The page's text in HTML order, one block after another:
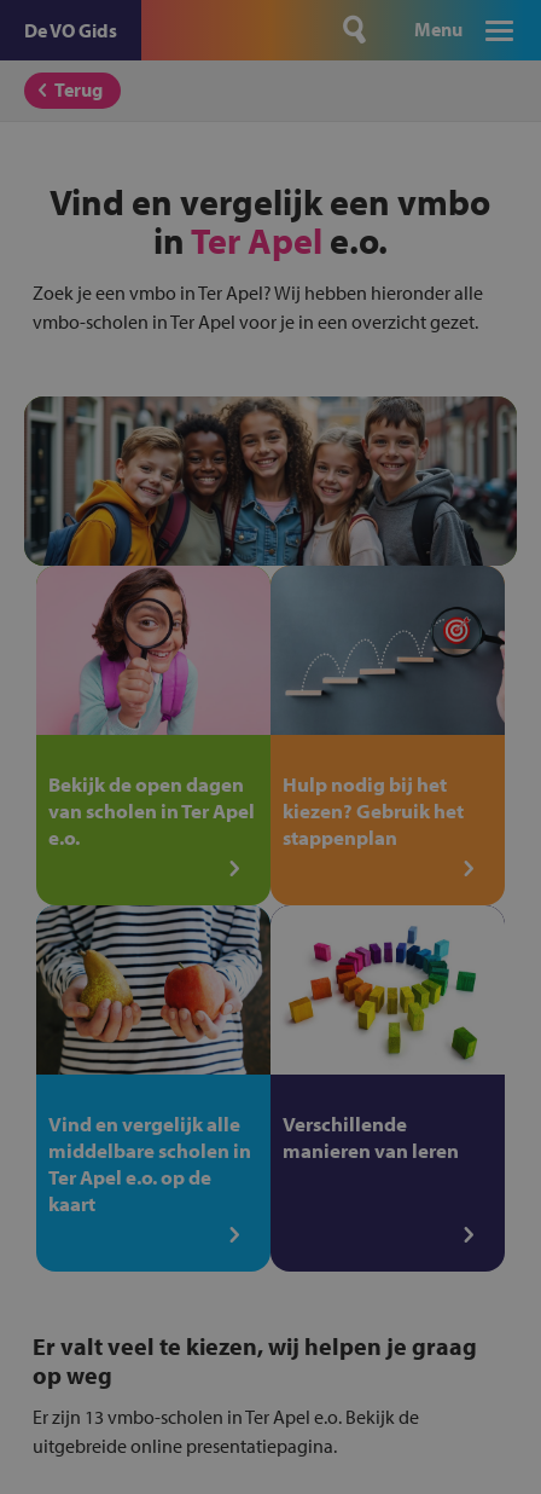
De VO Gids Menu
Terug
Vind en vergelijk een vmbo
inTer Apel e.o.
Zoek je een vmbo in Ter Apel? Wij hebben hieronder alle
vmbo-scholen in Ter Apel voor je in een overzicht gezet.
Bekijk de open dagen
van scholen in Ter Apel
e.o.
Hulp nodig bij het
kiezen? Gebruik het
stappenplan
Vind en vergelijk alle
middelbare scholen in
Ter Apel e.o. op de
kaart
Verschillende
manieren van leren
Er valt veel te kiezen, wij helpen je graag
op weg
Er zijn 13 vmbo-scholen in Ter Apel e.o. Bekijk de
uitgebreide online presentatiepagina.